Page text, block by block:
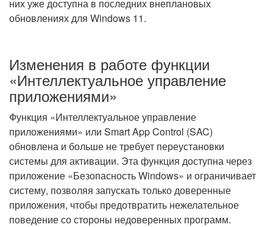
них уже доступна в последних внеплановых
обновлениях для Windows 11.
Изменения в работе функции
«Интеллектуальное управление
приложениями»
Функция «Интеллектуальное управление
приложениями» или Smart App Control (SAC)
обновлена и больше не требует переустановки
системы для активации. Эта функция доступна через
приложение «Безопасность Windows» и ограничивает
систему, позволяя запускать только доверенные
приложения, чтобы предотвратить нежелательное
поведение со стороны недоверенных программ.